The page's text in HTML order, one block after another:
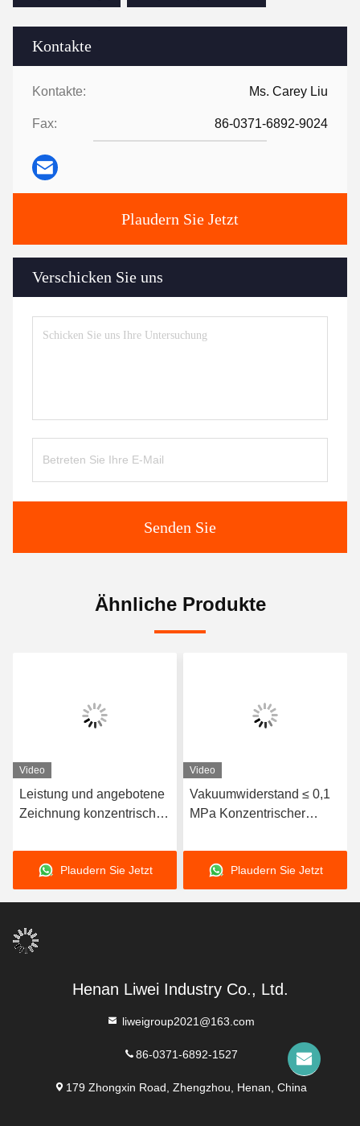
Kontakte
Kontakte: Ms. Carey Liu
Fax: 86-0371-6892-9024
Plaudern Sie Jetzt
Verschicken Sie uns
Senden Sie
Ähnliche Produkte
Video
Leistung und angebotene
Zeichnung konzentrischer
horizontaler/vertikaler
AnlagentypePlaudern Sie Jetzt
Video
Vakuumwiderstand ≤ 0,1
MPa Konzentrischer
Abwasserwiderstand
Plaudern Sie Jetzt
Henan Liwei Industry Co., Ltd.
liweigroup2021@163.com
86-0371-6892-1527
179 Zhongxin Road, Zhengzhou, Henan, China